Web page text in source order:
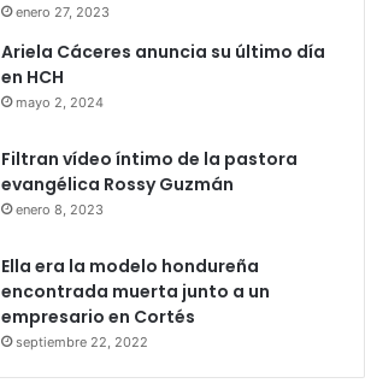
enero 27, 2023
Ariela Cáceres anuncia su último día
en HCH
mayo 2, 2024
Filtran vídeo íntimo de la pastora
evangélica Rossy Guzmán
enero 8, 2023
Ella era la modelo hondureña
encontrada muerta junto a un
empresario en Cortés
septiembre 22, 2022